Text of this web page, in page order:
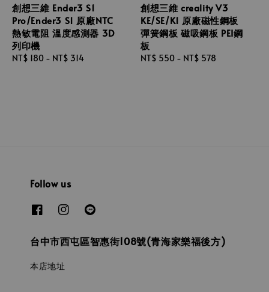
創想三維 Ender3 S1
Pro/Ender3 S1 原廠NTC
熱敏電阻 溫度感測器 3D
列印機
Regular
NT$ 180 - NT$ 314
創想三維 creality V3
KE/SE/K1 原廠磁性鋼板
彈簧鋼板 磁吸鋼板 PEI鋼
板
Regular
NT$ 550 - NT$ 578
Follow us
台中市西屯區智惠街108號(青海家樂福後方)
本店地址